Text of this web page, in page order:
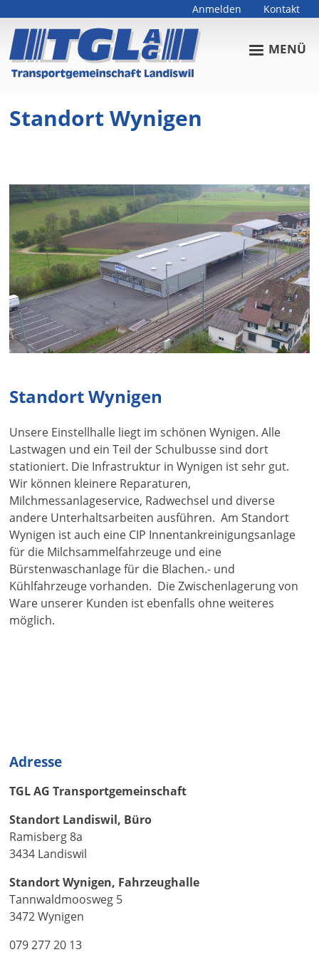
Benutzermenü
Anmelden Kontakt
MENÜ
Standort Wynigen
Standort Wynigen
Unsere Einstellhalle liegt im schönen Wynigen. Alle
Lastwagen und ein Teil der Schulbusse sind dort
stationiert. Die Infrastruktur in Wynigen ist sehr gut.
Wir können kleinere Reparaturen,
Milchmessanlageservice, Radwechsel und diverse
andere Unterhaltsarbeiten ausführen. Am Standort
Wynigen ist auch eine CIP Innentankreinigungsanlage
für die Milchsammelfahrzeuge und eine
Bürstenwaschanlage für die Blachen.- und
Kühlfahrzeuge vorhanden. Die Zwischenlagerung von
Ware unserer Kunden ist ebenfalls ohne weiteres
möglich.
Adresse
TGL AG Transportgemeinschaft
Standort Landiswil, Büro
Ramisberg 8a
3434 Landiswil
Standort Wynigen, Fahrzeughalle
Tannwaldmoosweg 5
3472 Wynigen
079 277 20 13